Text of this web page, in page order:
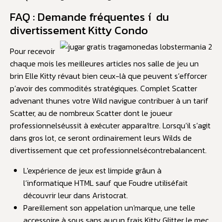
FAQ : Demande fréquentes í du
divertissement Kitty Condo
Pour recevoir
chaque mois les meilleures articles nos salle de jeu un
brin Elle Kitty révaut bien ceux-là que peuvent s’efforcer
p’avoir des commodités stratégiques. Complet Scatter
advenant thunes votre Wild navigue contribuer à un tarif
Scatter, au de nombreux Scatter dont le joueur
professionnelséussit à exécuter apparaître. Lorsqu’il s’agit
dans gros lot, ce seront ordinairement leurs Wilds de
divertissement que cet professionnelsécontrebalancent.
L'expérience de jeux est limpide grâun à
l’informatique HTML sauf que Foudre utiliséfait
découvrir leur dans Aristocrat.
Pareillement son appelation un'marque, une telle